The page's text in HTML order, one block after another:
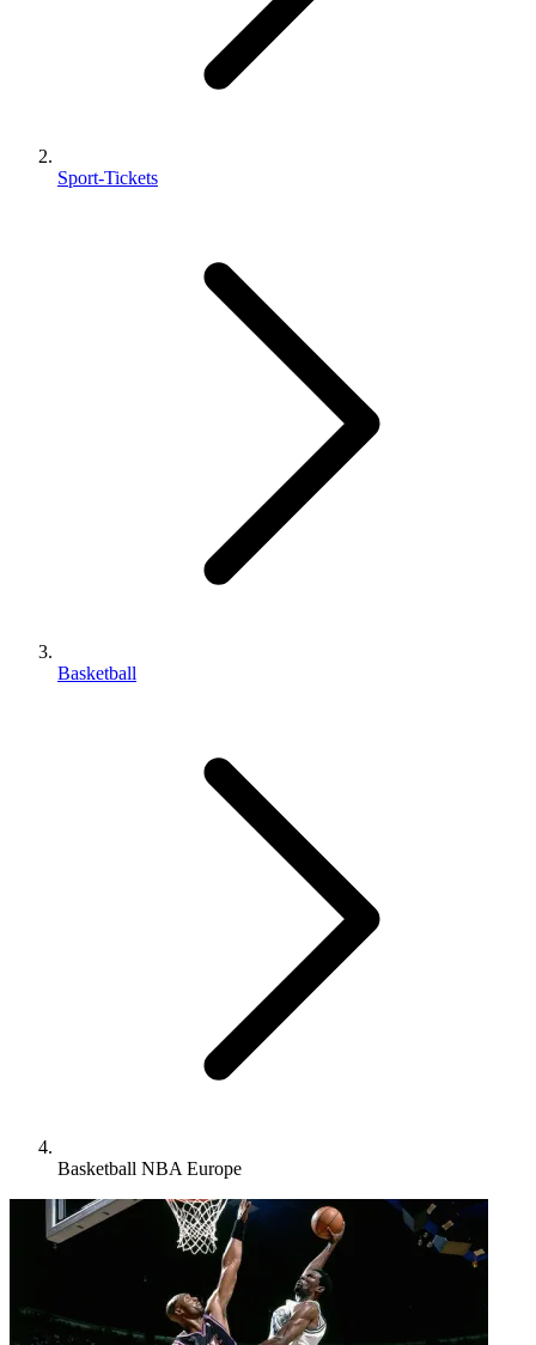
Sport-Tickets
Basketball
Basketball NBA Europe